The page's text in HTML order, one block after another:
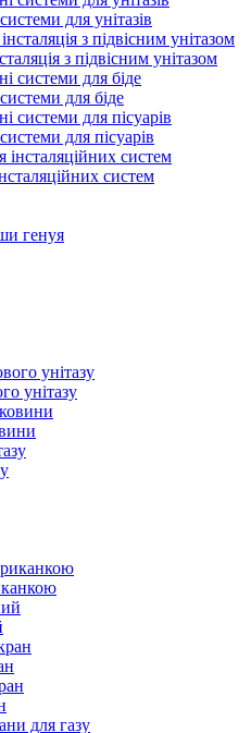
для унітазів
з підвісним унітазом
для біде
для пісуарів
систем
генуя
унітазу